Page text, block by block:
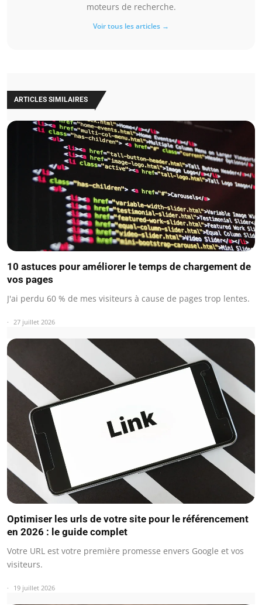
moteurs de recherche.
Voir tous les articles →
ARTICLES SIMILAIRES
10 astuces pour améliorer le temps de chargement de
vos pages
J'ai perdu 60 % de mes visiteurs à cause de pages trop lentes.
27 juillet 2026
Optimiser les urls de votre site pour le référencement
en 2026 : le guide complet
Votre URL est votre première promesse envers Google et vos
visiteurs.
19 juillet 2026